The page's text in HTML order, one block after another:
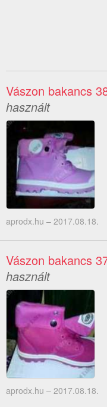
Vászon bakancs
használt
aprodx.hu – 2017.08.18.
Vászon bakancs
használt
aprodx.hu – 2017.08.18.